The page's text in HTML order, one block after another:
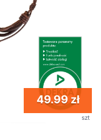
49.99 zł
szt